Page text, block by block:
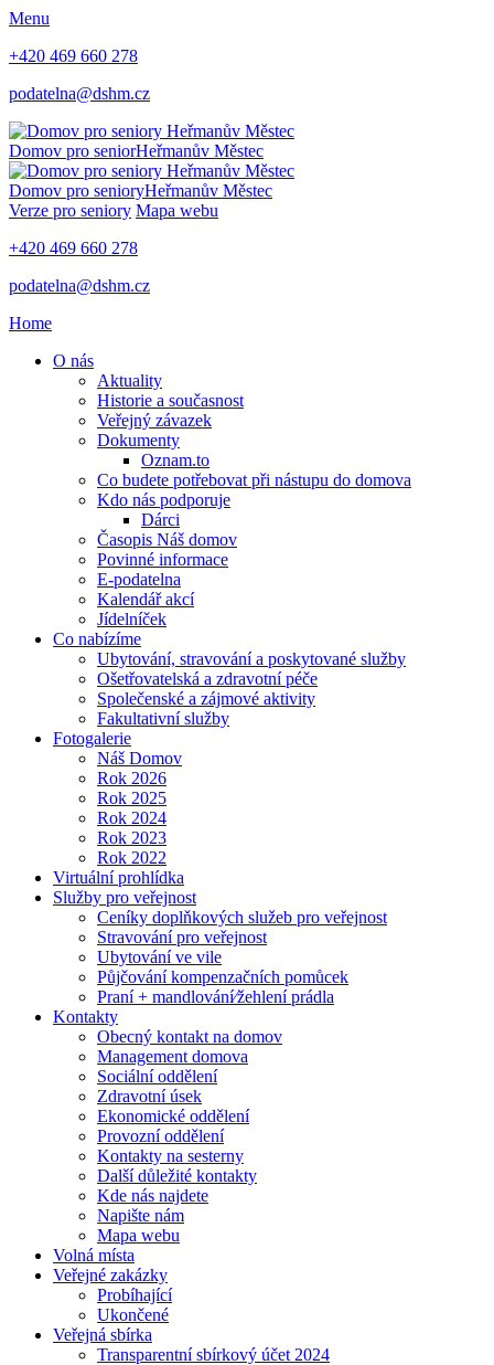
Menu
+420 469 660 278
podatelna@dshm.cz
Domov pro seniorHeřmanův Městec
Domov pro senioryHeřmanův Městec
Verze pro seniory Mapa webu
+420 469 660 278
podatelna@dshm.cz
Home
O nás
Aktuality
Historie a současnost
Veřejný závazek
Dokumenty
Oznam.to
Co budete potřebovat při nástupu do domova
Kdo nás podporuje
Dárci
Časopis Náš domov
Povinné informace
E-podatelna
Kalendář akcí
Jídelníček
Co nabízíme
Ubytování, stravování a poskytované služby
Ošetřovatelská a zdravotní péče
Společenské a zájmové aktivity
Fakultativní služby
Fotogalerie
Náš Domov
Rok 2026
Rok 2025
Rok 2024
Rok 2023
Rok 2022
Virtuální prohlídka
Služby pro veřejnost
Ceníky doplňkových služeb pro veřejnost
Stravování pro veřejnost
Ubytování ve vile
Půjčování kompenzačních pomůcek
Praní + mandlování⁄žehlení prádla
Kontakty
Obecný kontakt na domov
Management domova
Sociální oddělení
Zdravotní úsek
Ekonomické oddělení
Provozní oddělení
Kontakty na sesterny
Další důležité kontakty
Kde nás najdete
Napište nám
Mapa webu
Volná místa
Veřejné zakázky
Probíhající
Ukončené
Veřejná sbírka
Transparentní sbírkový účet 2024